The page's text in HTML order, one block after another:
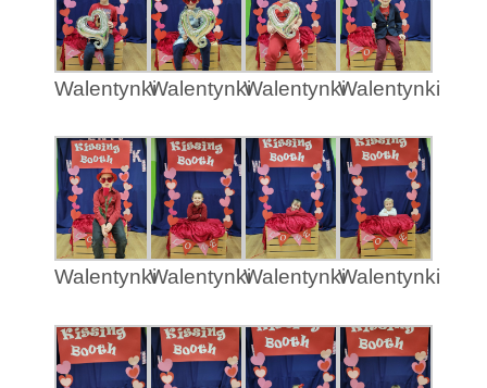
WalentynkiWalentynkiWalentynkiWalentynki
WalentynkiWalentynkiWalentynkiWalentynki